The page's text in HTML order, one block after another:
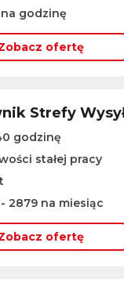
na godzinę
ofertę
Strefy
godzinę
stałej pracy
- 2879 na miesiąc
ofertę